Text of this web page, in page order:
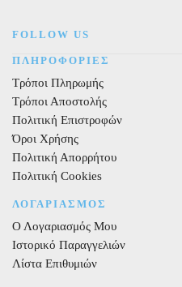
FOLLOW US
ΠΛΗΡΟΦΟΡΙΕΣ
Τρόποι Πληρωμής
Τρόποι Αποστολής
Πολιτική Επιστροφών
Όροι Χρήσης
Πολιτική Απορρήτου
Πολιτική Cookies
ΛΟΓΑΡΙΑΣΜΟΣ
Ο Λογαριασμός Μου
Ιστορικό Παραγγελιών
Λίστα Επιθυμιών